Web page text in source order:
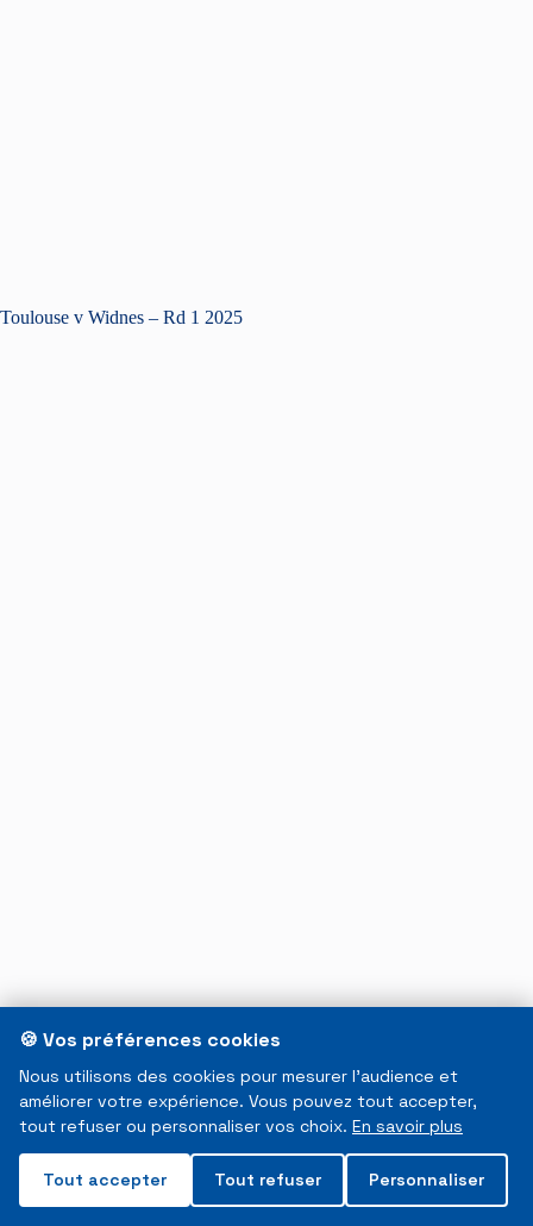
Toulouse v Widnes – Rd 1 2025
🍪 Vos préférences cookies
Nous utilisons des cookies pour mesurer l'audience et
améliorer votre expérience. Vous pouvez tout accepter,
tout refuser ou personnaliser vos choix. En savoir plus
Tout accepter Tout refuser Personnaliser